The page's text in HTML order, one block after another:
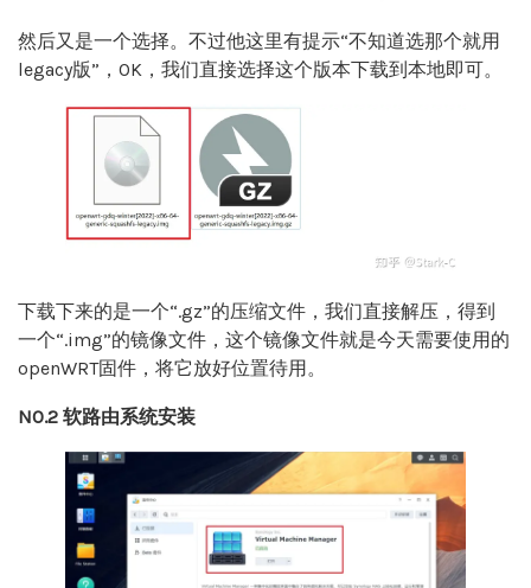
然后又是一个选择。不过他这里有提示“不知道选那个就用
legacy版”，OK，我们直接选择这个版本下载到本地即可。
下载下来的是一个“.gz”的压缩文件，我们直接解压，得到
一个“.img”的镜像文件，这个镜像文件就是今天需要使用的
openWRT固件，将它放好位置待用。
NO.2 软路由系统安装